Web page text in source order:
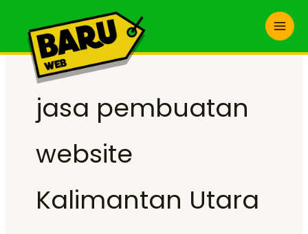
content
jasa pembuatan
website
Kalimantan Utara